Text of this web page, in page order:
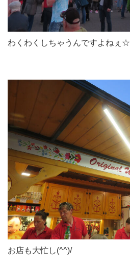
わくわくしちゃうんですよねぇ☆
お店も大忙し(^^)/